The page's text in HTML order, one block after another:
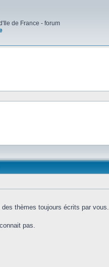
de France - forum
thèmes toujours écrits par vous.
pas.